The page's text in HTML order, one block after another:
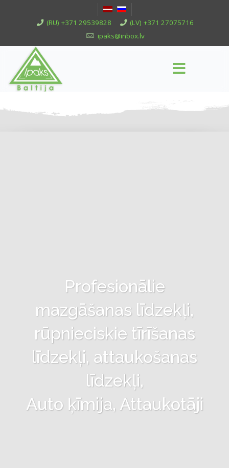
(RU) +371 29539828
(LV) +371 27075716
ipaks@inbox.lv
Profesionālie
mazgāšanas līdzekļi,
rūpnieciskie tīrīšanas
līdzekļi, attaukošanas
līdzekļi,
Auto ķīmija, Attaukotāji